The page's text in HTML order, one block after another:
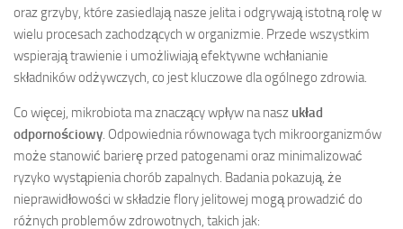
oraz grzyby, które zasiedlają nasze jelita i odgrywają istotną rolę w
wielu procesach zachodzących w organizmie. Przede wszystkim
wspierają trawienie i umożliwiają efektywne wchłanianie
składników odżywczych, co jest kluczowe dla ogólnego zdrowia.
Co więcej, mikrobiota ma znaczący wpływ na nasz układ
odpornościowy . Odpowiednia równowaga tych mikroorganizmów
może stanowić barierę przed patogenami oraz minimalizować
ryzyko wystąpienia chorób zapalnych. Badania pokazują, że
nieprawidłowości w składzie flory jelitowej mogą prowadzić do
różnych problemów zdrowotnych, takich jak: